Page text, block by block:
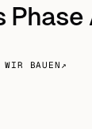
BAUEN ↗